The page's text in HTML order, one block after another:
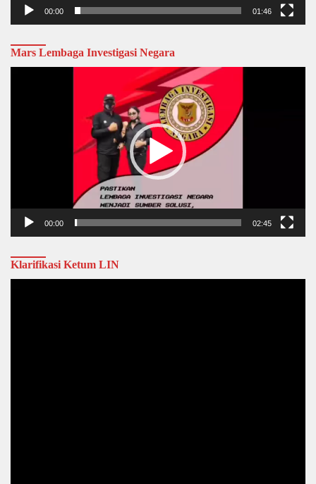
00:00 01:46
Mars Lembaga Investigasi Negara
00:00 02:45
Klarifikasi Ketum LIN